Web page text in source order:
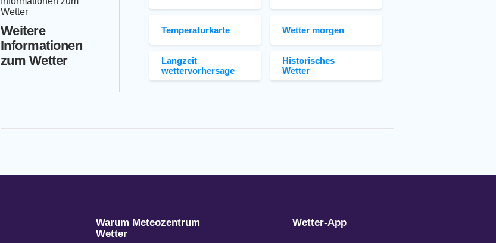
Weitere
Informationen
zum Wetter
Temperaturkarte
Langzeit
wettervorhersage
Wetter morgen
Historisches
Wetter
Warum Meteozentrum
Wetter
Wetter-App